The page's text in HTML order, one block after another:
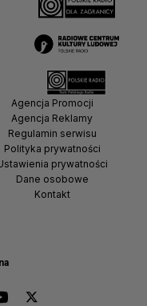
Agencja Promocji
Agencja Reklamy
Regulamin serwisu
Polityka prywatności
prywatności
Dane osobowe
Kontakt